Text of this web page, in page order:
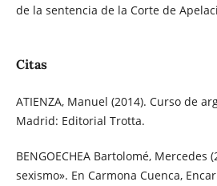
de la sentencia de la Corte de
Citas
ATIENZA, Manuel (2014). Curso de
Madrid: Editorial Trotta.
BENGOECHEA Bartolomé, Mercedes
sexismo». En Carmona Cuenca,